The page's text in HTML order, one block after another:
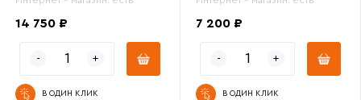
14 750 ₽
В ОДИН КЛИК
7 200 ₽
В ОДИН КЛИК